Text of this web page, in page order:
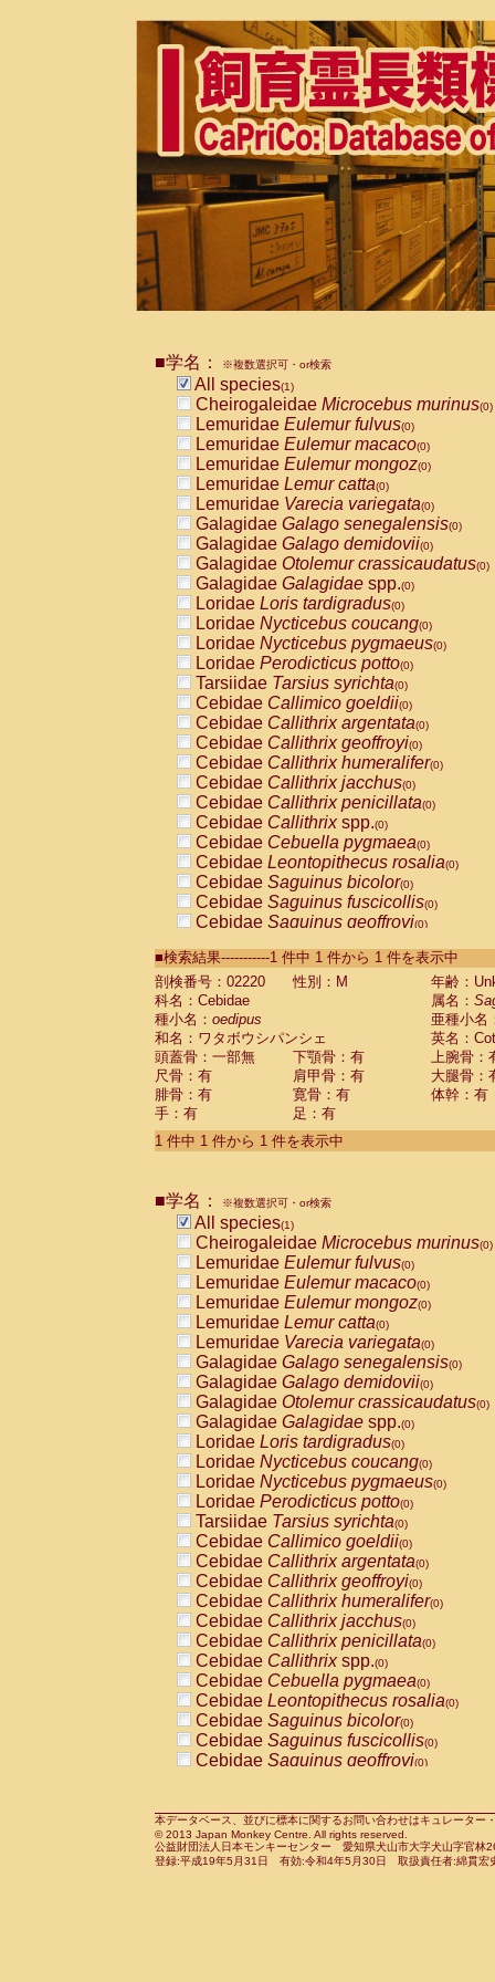
■学名： ※複数選択可・or検索
All species(1)
Cheirogaleidae Microcebus murinus(0)
Lemuridae Eulemur fulvus(0)
Lemuridae Eulemur macaco(0)
Lemuridae Eulemur mongoz(0)
Lemuridae Lemur catta(0)
Lemuridae Varecia variegata(0)
Galagidae Galago senegalensis(0)
Galagidae Galago demidovii(0)
Galagidae Otolemur crassicaudatus(0)
Galagidae Galagidae spp.(0)
Loridae Loris tardigradus(0)
Loridae Nycticebus coucang(0)
Loridae Nycticebus pygmaeus(0)
Loridae Perodicticus potto(0)
Tarsiidae Tarsius syrichta(0)
Cebidae Callimico goeldii(0)
Cebidae Callithrix argentata(0)
Cebidae Callithrix geoffroyi(0)
Cebidae Callithrix humeralifer(0)
Cebidae Callithrix jacchus(0)
Cebidae Callithrix penicillata(0)
Cebidae Callithrixspp.(0)
Cebidae Cebuella pygmaea(0)
Cebidae Leontopithecus rosalia(0)
Cebidae Saguinus bicolor(0)
Cebidae Saguinus fuscicollis(0)
Cebidae Saguinus geoffroyi(0)
CebidaeSaguinus labiatus(0)
Cebidae Saguinus leucopus (0)
Cebidae
Cebidae
CebidaeSaguinus nigricollis (0)
Cebidae Saguinus oedipus
Cebidae Saguinus weddelli
Cebidae Saguinusspp.
Cebidae Aotus trivirgatus
Cebidae Cebus albifrons
CebidaeCebus nigrivittatus
CebidaeCebus
CebidaeSaimiri boliviensis(0)
CebidaeSaimiri sciureus(0)
AtelidaeAlouatta caraya(0)
AtelidaeAlouatta fusca(0)
AtelidaeAlouatta seniculus
AtelidaeAlouattaspp.(0)
AtelidaeAteles belzebuth(0)
AtelidaeAteles geoffroyi(0)
AtelidaeAteles paniscus(0)
AtelidaeAtelesspp.(0)
Atelidae Lagothrix lagothricha
AtelidaeLagothrix lagothricha cana
PitheciidaeCacajao calvus
PitheciidaeCallicebus cupreus
PitheciidaeCallicebus donacophilus
PitheciidaeCallicebus moloch
PitheciidaeCallicebus torquatus
PitheciidaeCallicebusspp.(0)
PitheciidaeChiropotes satanas(0)
PitheciidaePithecia monachus
PitheciidaePithecia pithecia(0)
CercopithecidaeCercocebus agilis
CercopithecidaeCercocebus
CercopithecidaeCercocebus
CercopithecidaeCercocebus
CercopithecidaeCercocebus
CercopithecidaeCercocebushybrid
CercopithecidaePapio anubis(0)
CercopithecidaePapio cynocephalus
CercopithecidaePapio hamadryas(0)
■検索結果-----------1 件中 1 件から 1 件を表示中
剖検番号：02220
性別：M
年齢：
科名：Cebidae
属名：
種小名： oedipus
亜種小名
和名：ワタボウシパンシェ
英名：
頭蓋骨：一部無
下顎骨：有
上腕骨：
尺骨：有
肩甲骨：有
大腿骨：
腓骨：有
寛骨：有
体幹：有
手：有
足：有
1 件中 1 件から 1 件を表示中
■学名： ※複数選択可・or検索
All species(1)
Cheirogaleidae Microcebus murinus(0)
Lemuridae Eulemur fulvus(0)
Lemuridae Eulemur macaco(0)
Lemuridae Eulemur mongoz(0)
Lemuridae Lemur catta(0)
Lemuridae Varecia variegata(0)
Galagidae Galago senegalensis(0)
Galagidae Galago demidovii(0)
Galagidae Otolemur crassicaudatus(0)
Galagidae Galagidae spp.(0)
Loridae Loris tardigradus(0)
Loridae Nycticebus coucang(0)
Loridae Nycticebus pygmaeus(0)
Loridae Perodicticus potto(0)
Tarsiidae Tarsius syrichta(0)
Cebidae Callimico goeldii(0)
Cebidae Callithrix argentata(0)
Cebidae Callithrix geoffroyi(0)
Cebidae Callithrix humeralifer(0)
Cebidae Callithrix jacchus(0)
Cebidae Callithrix penicillata(0)
Cebidae Callithrixspp.(0)
Cebidae Cebuella pygmaea(0)
Cebidae Leontopithecus rosalia(0)
Cebidae Saguinus bicolor(0)
Cebidae Saguinus fuscicollis(0)
Cebidae Saguinus geoffroyi(0)
CebidaeSaguinus leucopus(0)
CebidaeSaguinus midas(0)
Cebidae Saguinus mystax(0)
本データベース、並びに標本に関するお問い合わせはキュレータ
© 2013 Japan Monkey Centre. All rights reserved.
公益財団法人日本モンキーセンター 愛知県犬山市大字犬山字官
登録:平成19年5月31日 有効:令和4年5月30日 取扱責任者:綿貫宏